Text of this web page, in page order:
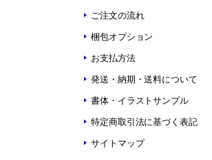
ご注文の流れ
梱包オプション
お支払方法
発送・納期・送料について
書体・イラストサンプル
特定商取引法に基づく表記
サイトマップ